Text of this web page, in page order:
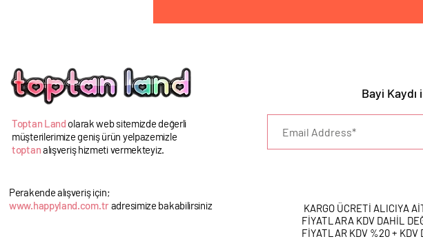
Toptan Land olarak web sitemizde değerli
müşterilerimize geniş ürün yelpazemizle
toptanalışveriş hizmeti vermekteyiz.
Perakende alışveriş için;
www.happyland.com.tradresimize bakabilirsiniz
UYARI :
Bayi
KARGO ÜCRETİ ALICIYA
FİYATLARA KDV DAHİL
FİYATLAR KDV %20 + KDV